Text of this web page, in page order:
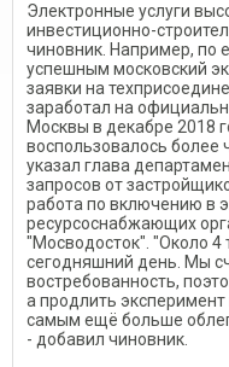
Электронные услуги
инвестиционно-
чиновник. Например, по
успешным московский
заявки на
заработал на
Москвы в декабре 2018
воспользовалось более
указал глава
запросов от
работа по включению в
ресурсоснабжающих
"Мосводосток". "Около 4
сегодняшний день. Мы
востребованность,
а продлить эксперимент
самым ещё больше
- добавил чиновник.